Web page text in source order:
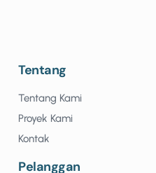
Tentang
Tentang Kami
Proyek Kami
Kontak
Pelanggan